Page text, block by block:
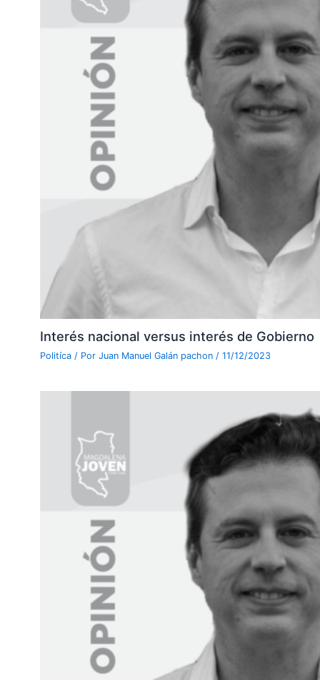
Interés nacional versus interés de Gobierno
Politíca / PorJuan Manuel Galán pachon /11/12/2023